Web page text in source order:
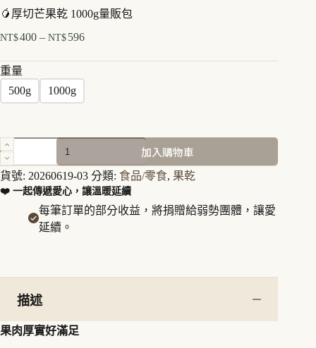
🥭厚切芒果乾 1000g量販包
NT$400 – NT$ 596價
NT$400
重量
500g
1000g
🥭
厚
切
芒
加入購物車
貨號: 20260619-03 分類: 食品/零食, 果乾
❤️ 一起傳遞愛心，讓溫暖延續
每筆訂單的部分收益，將捐贈給弱勢團體，讓愛
延續。
描述
果肉厚實好滿足